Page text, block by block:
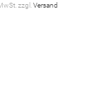
zzgl.Versand